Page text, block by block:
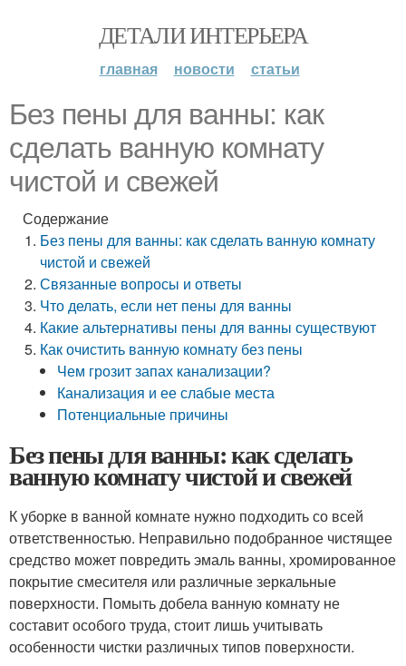
ДЕТАЛИ ИНТЕРЬЕРА
главная новости статьи
Без пены для ванны: как
сделать ванную комнату
чистой и свежей
Содержание
Без пены для ванны: как сделать ванную комнату
чистой и свежей
Связанные вопросы и ответы
Что делать, если нет пены для ванны
Какие альтернативы пены для ванны существуют
Как очистить ванную комнату без пены
Чем грозит запах канализации?
Канализация и ее слабые места
Потенциальные причины
Без пены для ванны: как сделать
ванную комнату чистой и свежей
К уборке в ванной комнате нужно подходить со всей
ответственностью. Неправильно подобранное чистящее
средство может повредить эмаль ванны, хромированное
покрытие смесителя или различные зеркальные
поверхности. Помыть добела ванную комнату не
составит особого труда, стоит лишь учитывать
особенности чистки различных типов поверхности.